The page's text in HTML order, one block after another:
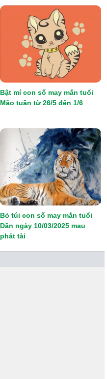
Bật mí con số may mắn tuổi
Mão tuần từ 26/5 đến 1/6
Bỏ túi con số may mắn tuổi
Dần ngày 10/03/2025 mau
phát tài